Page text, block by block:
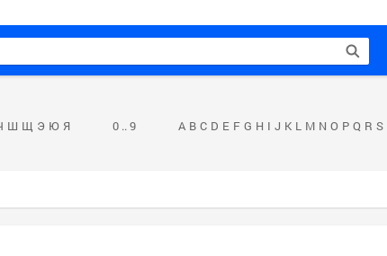
Ш Щ Э Ю Я 0 .. 9 A B C D E F G H I J K L M N O P Q R S